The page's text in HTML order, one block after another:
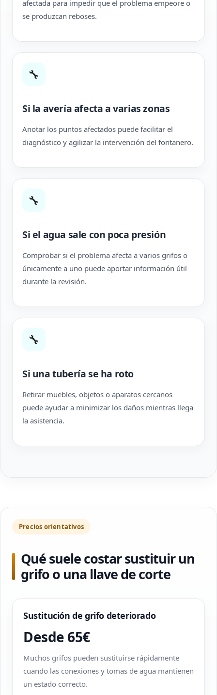
afectada para impedir que el problema empeore o
se produzcan reboses.
🔧
Si la avería afecta a varias zonas
Anotar los puntos afectados puede facilitar el
diagnóstico y agilizar la intervención del fontanero.
🔧
Si el agua sale con poca presión
Comprobar si el problema afecta a varios grifos o
únicamente a uno puede aportar información útil
durante la revisión.
🔧
Si una tubería se ha roto
Retirar muebles, objetos o aparatos cercanos
puede ayudar a minimizar los daños mientras llega
la asistencia.
Precios orientativos
Qué suele costar sustituir un
grifo o una llave de corte
Sustitución de grifo deteriorado
Desde 65€
Muchos grifos pueden sustituirse rápidamente
cuando las conexiones y tomas de agua mantienen
un estado correcto.